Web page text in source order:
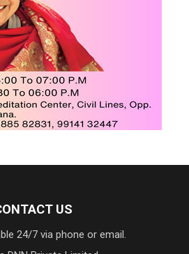
US
24/7 via phone or email.